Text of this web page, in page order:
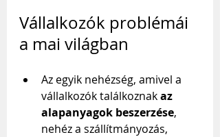
Vállalkozók problémái
a mai világban
Az egyik nehézség, amivel a
vállalkozók találkoznak az
alapanyagok beszerzése,
nehéz a szállítmányozás,